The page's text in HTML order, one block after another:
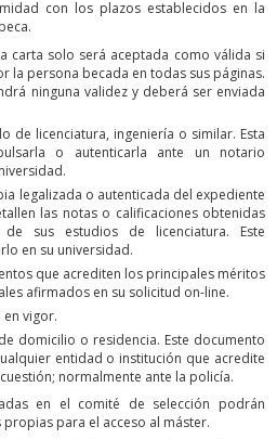
con los plazos establecidos en la
carta solo será aceptada como válida si
la persona becada en todas sus páginas.
ninguna validez y deberá ser enviada
de licenciatura, ingeniería o similar. Esta
o autenticarla ante un notario
legalizada o autenticada del expediente
las notas o calificaciones obtenidas
sus estudios de licenciatura. Este
en su universidad.
que acrediten los principales méritos
afirmados en su solicitud on-line.
vigor.
domicilio o residencia. Este documento
entidad o institución que acredite
normalmente ante la policía.
en el comité de selección podrán
para el acceso al máster.